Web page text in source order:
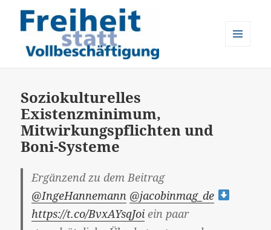
Soziokulturelles
Existenzminimum,
Mitwirkungspflichten und
Boni-Systeme
Ergänzend zu dem Beitrag
@IngeHannemann @jacobinmag_de
https://t.co/BvxAYsqJoi ein paar